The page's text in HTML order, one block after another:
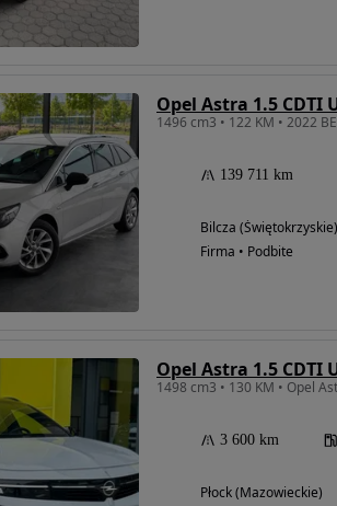
Opel Astra 1.5 CDTI
139 711 km
Bilcza (Świętokrzyskie)
Firma • Podbite
Opel Astra 1.5 CDTI
1498 cm3 • 130 KM • Opel
3 600 km
Płock (Mazowieckie)